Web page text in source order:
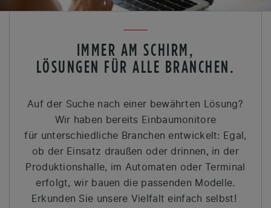
IMMER AM SCHIRM,
LÖSUNGEN FÜR ALLE BRANCHEN.
Auf der Suche nach einer bewährten Lösung?
Wir haben bereits Einbaumonitore
für unterschiedliche Branchen entwickelt: Egal,
ob der Einsatz draußen oder drinnen, in der
Produktionshalle, im Automaten oder Terminal
erfolgt, wir bauen die passenden Modelle.
Erkunden Sie unsere Vielfalt einfach selbst!